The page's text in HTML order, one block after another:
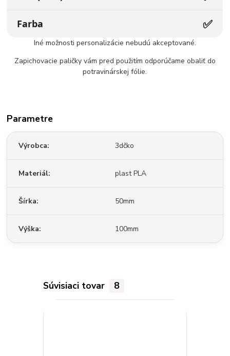
Farba ✅
Iné možnosti personalizácie nebudú akceptované.
Zapichovacie paličky vám pred použitím odporúčame obaliť do
potravinárskej fólie.
Parametre
Výrobca 3dčko
Materiál plast PLA
Šírka 50mm
Výška 100mm
Súvisiaci tovar 8